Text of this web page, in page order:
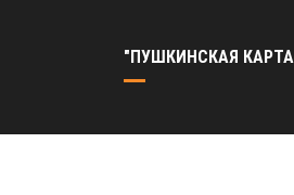
"ПУШКИНСКАЯ